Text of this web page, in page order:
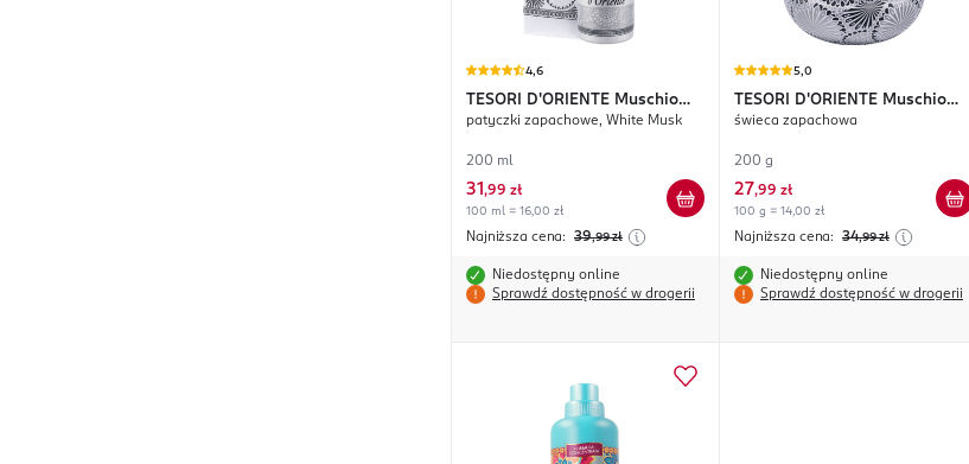
4,6
TESORI D'ORIENTE Muschio
Bianco
patyczki zapachowe, White Musk
200 ml
31 ,99 zł
100 ml = 16,00 zł
Najniższa cena: 39,99 zł
Niedostępny online
Sprawdź dostępność w drogerii
5,0
TESORI D'ORIENTE Muschio
Bianco
świeca zapachowa
200 g
27,99 zł
100 g = 14,00 zł
Najniższa cena: 34,99 zł
Niedostępny online
Sprawdź dostępność w drogerii